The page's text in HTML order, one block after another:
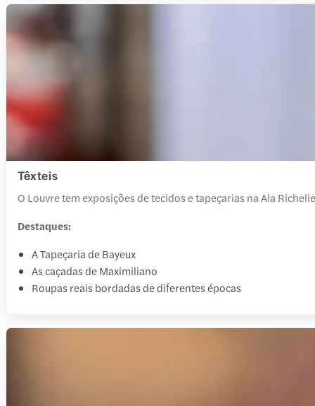
Têxteis
O Louvre tem exposições de tecidos e tapeçarias na Ala
Destaques:
A Tapeçaria de Bayeux
As caçadas de Maximiliano
Roupas reais bordadas de diferentes épocas